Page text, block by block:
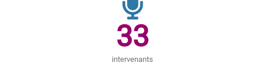
33
intervenants